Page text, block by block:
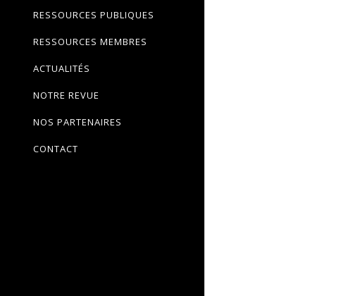
RESSOURCES PUBLIQUES
RESSOURCES MEMBRES
ACTUALITÉS
NOTRE REVUE
NOS PARTENAIRES
CONTACT